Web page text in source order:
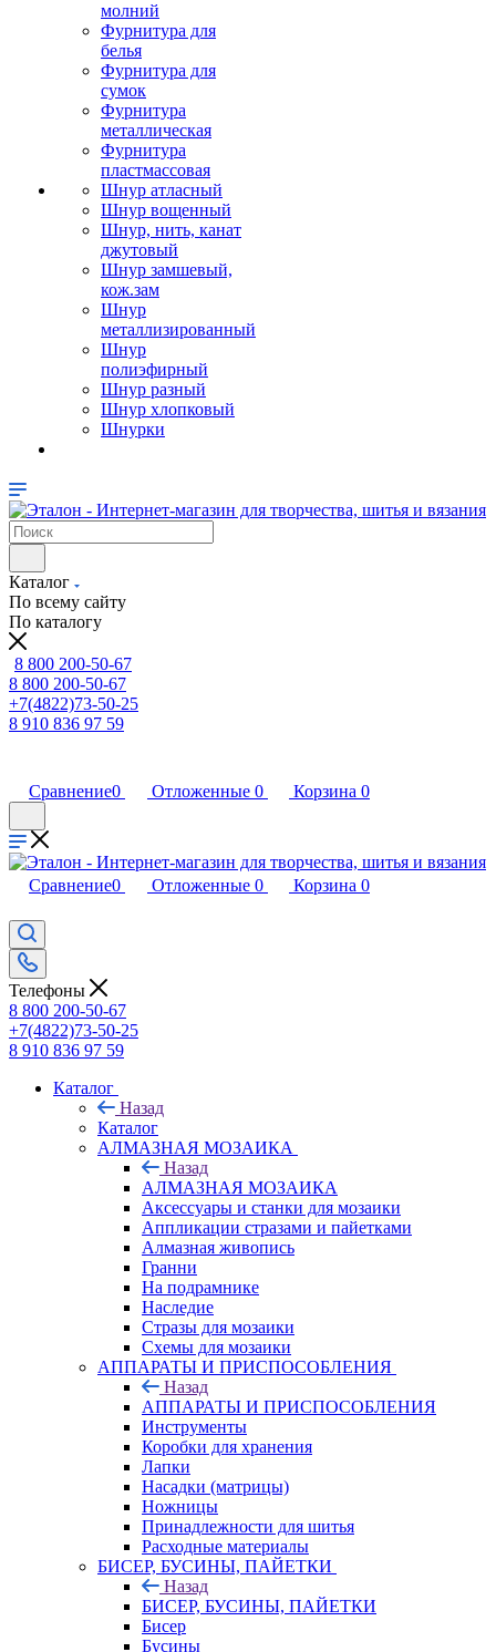
молний
Фурнитура для
белья
Фурнитура для
сумок
Фурнитура
металлическая
Фурнитура
пластмассовая
Шнур атласный
Шнур вощенный
Шнур, нить, канат
джутовый
Шнур замшевый,
кож.зам
Шнур
металлизированный
Шнур
полиэфирный
Шнур разный
Шнур хлопковый
Шнурки
Каталог
По всему сайту
По каталогу
8 800 200-50-67
8 800 200-50-67
+7(4822)73-50-25
8 910 836 97 59
Сравнение0 Отложенные 0 Корзина 0
Сравнение0 Отложенные 0 Корзина 0
Телефоны
8 800 200-50-67
+7(4822)73-50-25
8 910 836 97 59
Каталог
Назад
Каталог
АЛМАЗНАЯ МОЗАИКА
Назад
АЛМАЗНАЯ МОЗАИКА
Аксессуары и станки для мозаики
Аппликации стразами и пайетками
Алмазная живопись
Гранни
На подрамнике
Наследие
Стразы для мозаики
Схемы для мозаики
АППАРАТЫ И ПРИСПОСОБЛЕНИЯ
Назад
АППАРАТЫ И ПРИСПОСОБЛЕНИЯ
Инструменты
Коробки для хранения
Лапки
Насадки (матрицы)
Ножницы
Принадлежности для шитья
Расходные материалы
БИСЕР, БУСИНЫ, ПАЙЕТКИ
Назад
БИСЕР, БУСИНЫ, ПАЙЕТКИ
Бисер
Бусины